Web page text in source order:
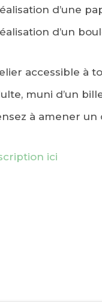
d’une
d’un
accessible à
muni d’un
à amener
ici